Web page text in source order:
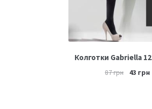
Колготки Gabriella
87грн 43 грн